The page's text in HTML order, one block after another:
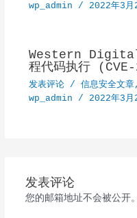
wp_admin / 2022年3月
Western Digital
程代码执行
发表评论 / 信息安全文章
wp_admin / 2022年3月
发表评论
您的邮箱地址不会被公开。